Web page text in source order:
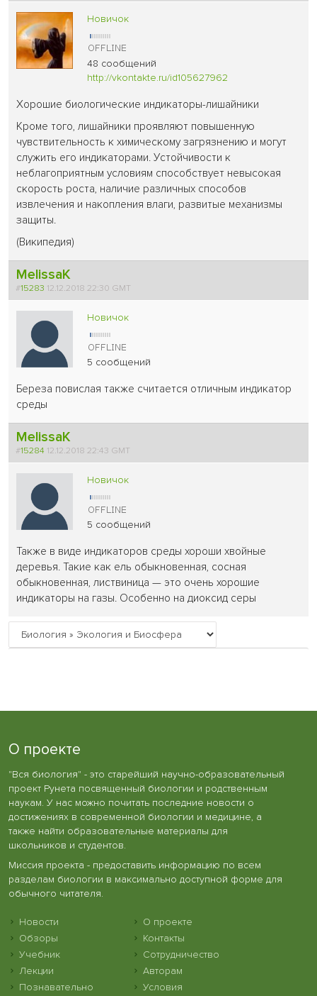
Новичок
48 сообщений
http://vkontakte.ru/id105627962
Хорошие биологические индикаторы-лишайники
Кроме того, лишайники проявляют повышенную
чувствительность к химическому загрязнению и могут
служить его индикаторами. Устойчивости к
неблагоприятным условиям способствует невысокая
скорость роста, наличие различных способов
извлечения и накопления влаги, развитые механизмы
защиты.
(Википедия)
MelissaK
#15283 12.12.2018 22:30 GMT
Новичок
5 сообщений
Береза повислая также считается отличным индикатор
среды
MelissaK
#15284 12.12.2018 22:43 GMT
Новичок
5 сообщений
Также в виде индикаторов среды хороши хвойные
деревья. Такие как ель обыкновенная, сосная
обыкновенная, листвиница — это очень хорошие
индикаторы на газы. Особенно на диоксид серы
О проекте
"Вся биология" - это старейший научно-образовательный
проект Рунета посвященный биологии и родственным
наукам. У нас можно почитать последние новости о
достижениях в современной биологии и медицине, а
также найти образовательные материалы для
школьников и студентов.
Миссия проекта - предоставить информацию по всем
разделам биологии в максимально доступной форме для
обычного читателя.
Новости
Обзоры
Учебник
Лекции
Познавательно
О проекте
Контакты
Сотрудничество
Авторам
Условия